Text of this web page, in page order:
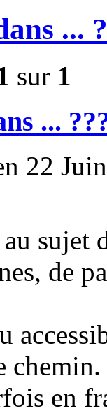
...
sur 1
...
22
de
en